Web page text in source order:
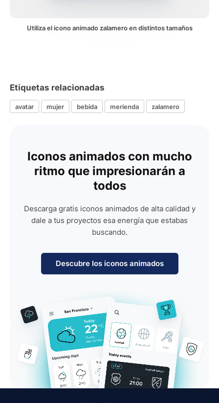
Utiliza el icono animado zalamero en distintos tamaños
Etiquetas relacionadas
avatar mujer bebida merienda zalamero
Iconos animados con mucho
ritmo que impresionarán a
todos
Descarga gratis iconos animados de alta calidad y
dale a tus proyectos esa energía que estabas
buscando.
Descubre los iconos animados